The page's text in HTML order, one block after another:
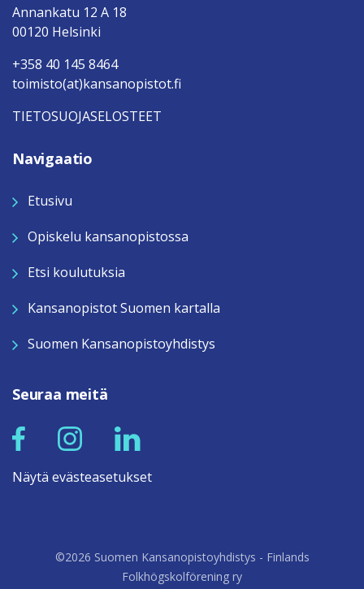
Annankatu 12 A 18
00120 Helsinki
+358 40 145 8464
toimisto(at)kansanopistot.fi
TIETOSUOJASELOSTEET
Navigaatio
Etusivu
Opiskelu kansanopistossa
Etsi koulutuksia
Kansanopistot Suomen kartalla
Suomen Kansanopistoyhdistys
Seuraa meitä
Näytä evästeasetukset
©2026 Suomen Kansanopistoyhdistys - Finlands
Folkhögskolförening ry